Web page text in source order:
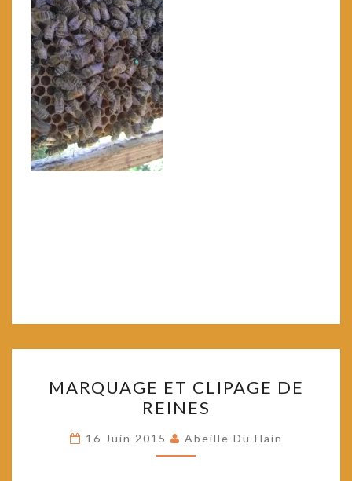
ET
CLIPAGE
DE
REINES
MARQUAGE ET CLIPAGE DE
REINES
16 Juin 2015 Abeille Du Hain